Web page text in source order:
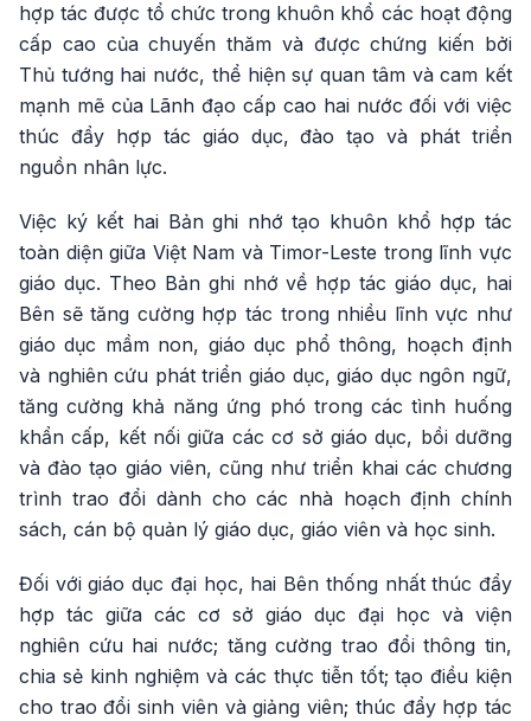
hợp tác được tổ chức trong khuôn khổ các hoạt động
cấp cao của chuyến thăm và được chứng kiến bởi
Thủ tướng hai nước, thể hiện sự quan tâm và cam kết
mạnh mẽ của Lãnh đạo cấp cao hai nước đối với việc
thúc đẩy hợp tác giáo dục, đào tạo và phát triển
nguồn nhân lực.
Việc ký kết hai Bản ghi nhớ tạo khuôn khổ hợp tác
toàn diện giữa Việt Nam và Timor-Leste trong lĩnh vực
giáo dục. Theo Bản ghi nhớ về hợp tác giáo dục, hai
Bên sẽ tăng cường hợp tác trong nhiều lĩnh vực như
giáo dục mầm non, giáo dục phổ thông, hoạch định
và nghiên cứu phát triển giáo dục, giáo dục ngôn ngữ,
tăng cường khả năng ứng phó trong các tình huống
khẩn cấp, kết nối giữa các cơ sở giáo dục, bồi dưỡng
và đào tạo giáo viên, cũng như triển khai các chương
trình trao đổi dành cho các nhà hoạch định chính
sách, cán bộ quản lý giáo dục, giáo viên và học sinh.
Đối với giáo dục đại học, hai Bên thống nhất thúc đẩy
hợp tác giữa các cơ sở giáo dục đại học và viện
nghiên cứu hai nước; tăng cường trao đổi thông tin,
chia sẻ kinh nghiệm và các thực tiễn tốt; tạo điều kiện
cho trao đổi sinh viên và giảng viên; thúc đẩy hợp tác